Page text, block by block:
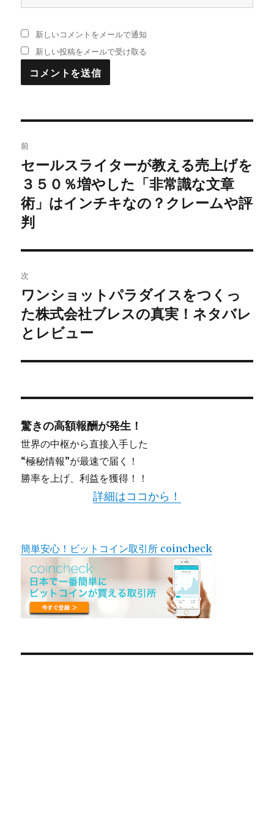
新しいコメントをメールで通知
新しい投稿をメールで受け取る
稿
ナ
ビ
シ
ョ
ン
前
過
去
の
投
稿:
セールスライターが教える売上げを
３５０％増やした「非常識な文章
術」はインチキなの？クレームや評
判
次
次
の
投
ワンショットパラダイスをつくっ
た株式会社ブレスの真実！ネタバレ
とレビュー
驚きの高額報酬が発生！
世界の中枢から直接入手した
“極秘情報”が最速で届く！
勝率を上げ、利益を獲得！！
詳細はココから！
簡単安心！ビットコイン取引所 coincheck